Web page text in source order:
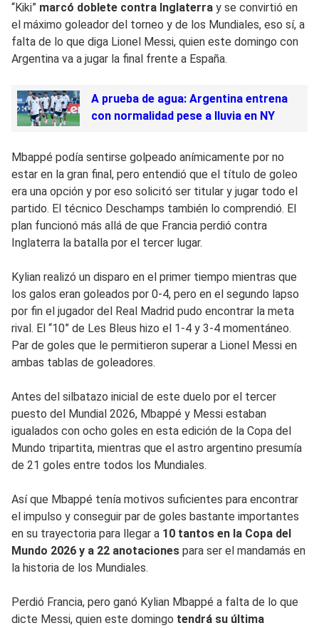
“Kiki” marcó doblete contra Inglaterra y se convirtió en
el máximo goleador del torneo y de los Mundiales, eso sí, a
falta de lo que diga Lionel Messi, quien este domingo con
Argentina va a jugar la final frente a España.
A prueba de agua: Argentina entrena
con normalidad pese a lluvia en NY
Mbappé podía sentirse golpeado anímicamente por no
estar en la gran final, pero entendió que el título de goleo
era una opción y por eso solicitó ser titular y jugar todo el
partido. El técnico Deschamps también lo comprendió. El
plan funcionó más allá de que Francia perdió contra
Inglaterra la batalla por el tercer lugar.
Kylian realizó un disparo en el primer tiempo mientras que
los galos eran goleados por 0-4, pero en el segundo lapso
por fin el jugador del Real Madrid pudo encontrar la meta
rival. El “10” de Les Bleus hizo el 1-4 y 3-4 momentáneo.
Par de goles que le permitieron superar a Lionel Messi en
ambas tablas de goleadores.
Antes del silbatazo inicial de este duelo por el tercer
puesto del Mundial 2026, Mbappé y Messi estaban
igualados con ocho goles en esta edición de la Copa del
Mundo tripartita, mientras que el astro argentino presumía
de 21 goles entre todos los Mundiales.
Así que Mbappé tenía motivos suficientes para encontrar
el impulso y conseguir par de goles bastante importantes
en su trayectoria para llegar a 10 tantos en la Copa del
Mundo 2026 y a 22 anotaciones para ser el mandamás en
la historia de los Mundiales.
Perdió Francia, pero ganó Kylian Mbappé a falta de lo que
dicte Messi, quien este domingo tendrá su última